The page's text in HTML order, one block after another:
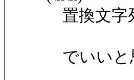
置換文字
でいいと